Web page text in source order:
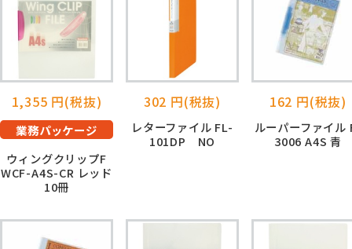
1,355 円(税抜)
業務パッケージ
ウィングクリップF
WCF-A4S-CR レッド
10冊
302 円(税抜)
レターファイル FL-
101DP NO
162 円(税抜)
ルーパーファイル
3006 A4S 青